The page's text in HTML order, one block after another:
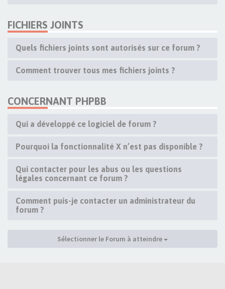
FICHIERS JOINTS
Quels fichiers joints sont autorisés sur ce forum ?
Comment trouver tous mes fichiers joints ?
CONCERNANT PHPBB
Qui a développé ce logiciel de forum ?
Pourquoi la fonctionnalité X n’est pas disponible ?
Qui contacter pour les abus ou les questions
légales concernant ce forum ?
Comment puis-je contacter un administrateur du
forum ?
Sélectionner le Forum à atteindre